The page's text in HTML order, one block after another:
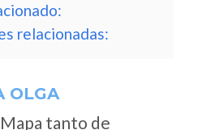
relacionadas:
OLGA
tanto de